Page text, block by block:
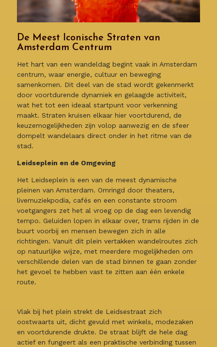
De Meest Iconische Straten van
Amsterdam Centrum
Het hart van een wandeldag begint vaak in Amsterdam
centrum, waar energie, cultuur en beweging
samenkomen. Dit deel van de stad wordt gekenmerkt
door voortdurende dynamiek en gelaagde activiteit,
wat het tot een ideaal startpunt voor verkenning
maakt. Straten kruisen elkaar hier voortdurend, de
keuzemogelijkheden zijn volop aanwezig en de sfeer
dompelt wandelaars direct onder in het ritme van de
stad.
Leidseplein en de Omgeving
Het Leidseplein is een van de meest dynamische
pleinen van Amsterdam. Omringd door theaters,
livemuziekpodia, cafés en een constante stroom
voetgangers zet het al vroeg op de dag een levendig
tempo. Geluiden lopen in elkaar over, trams rijden in de
buurt voorbij en mensen bewegen zich in alle
richtingen. Vanuit dit plein vertakken wandelroutes zich
op natuurlijke wijze, met meerdere mogelijkheden om
verschillende delen van de stad binnen te gaan zonder
het gevoel te hebben vast te zitten aan één enkele
route.
Vlak bij het plein strekt de Leidsestraat zich
oostwaarts uit, dicht gevuld met winkels, modezaken
en voortdurende drukte. De straat blijft de hele dag
actief en fungeert als een praktische verbinding tussen